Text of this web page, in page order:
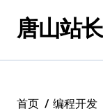
唐山站
首页 编程开发